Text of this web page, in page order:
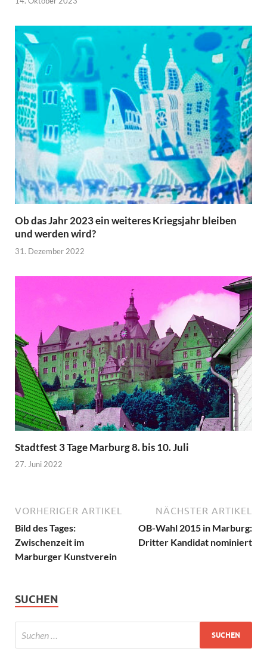
Ob das Jahr 2023 ein weiteres Kriegsjahr bleiben
und werden wird?
31. Dezember 2022
Stadtfest 3 Tage Marburg 8. bis 10. Juli
27. Juni 2022
VORHERIGER ARTIKEL
Bild des Tages:
Zwischenzeit im
Marburger Kunstverein
NÄCHSTER ARTIKEL
OB-Wahl 2015 in Marburg:
Dritter Kandidat nominiert
SUCHEN